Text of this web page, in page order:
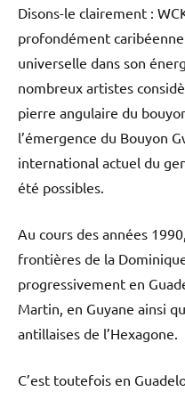
Disons-le clairement :
profondément
universelle dans son
nombreux artistes
pierre angulaire du
l’émergence du Bouyon
international actuel du
été possibles.
Au cours des années
frontières de la
progressivement en
Martin, en Guyane ainsi
antillaises de l’Hexagone.
C’est toutefois en